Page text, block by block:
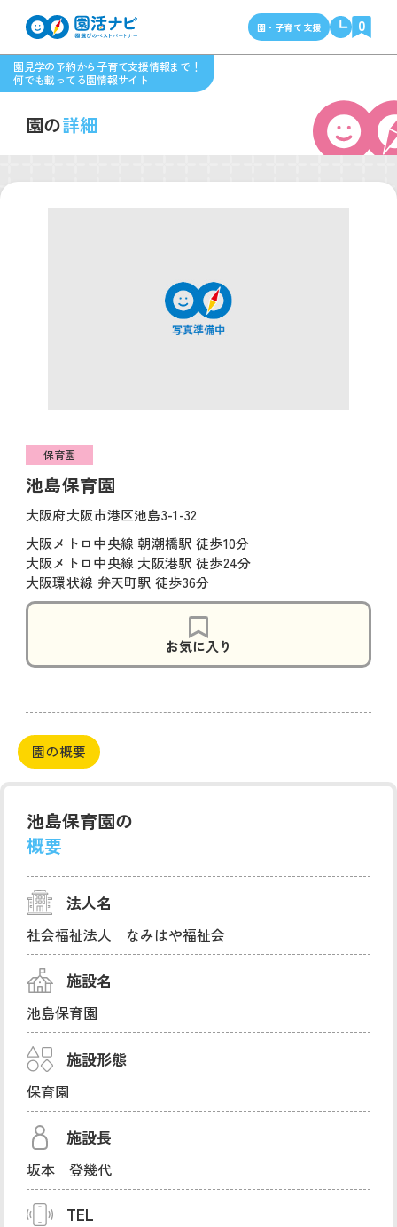
園見学の予約から子育て支援情報まで！
何でも載ってる園情報サイト
園・子育て支援 0
園の詳細
池島保育園
保育園
大阪府大阪市港区池島3-1-32
大阪メトロ中央線 朝潮橋駅 徒歩10分
大阪メトロ中央線 大阪港駅 徒歩24分
大阪環状線 弁天町駅 徒歩36分
お気に入り
園の概要
池島保育園の
概要
法人名
社会福祉法人 なみはや福祉会
施設名
池島保育園
施設形態
保育園
施設長
坂本 登幾代
TEL